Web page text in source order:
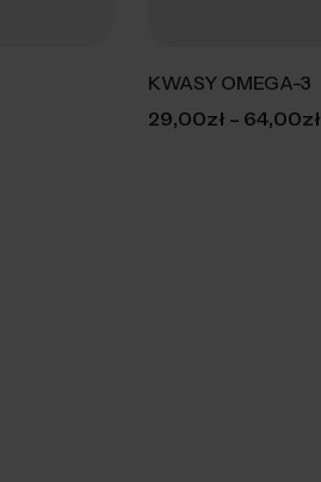
KWASY OMEGA-3
29,00zł – 64,00zł